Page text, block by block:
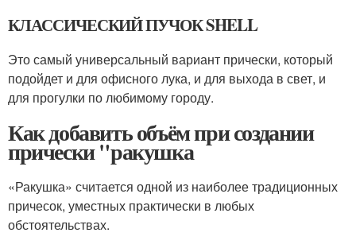
КЛАССИЧЕСКИЙ ПУЧОК SHELL
Это самый универсальный вариант прически, который
подойдет и для офисного лука, и для выхода в свет, и
для прогулки по любимому городу.
Как добавить объём при создании
прически "ракушка
«Ракушка» считается одной из наиболее традиционных
причесок, уместных практически в любых
обстоятельствах.